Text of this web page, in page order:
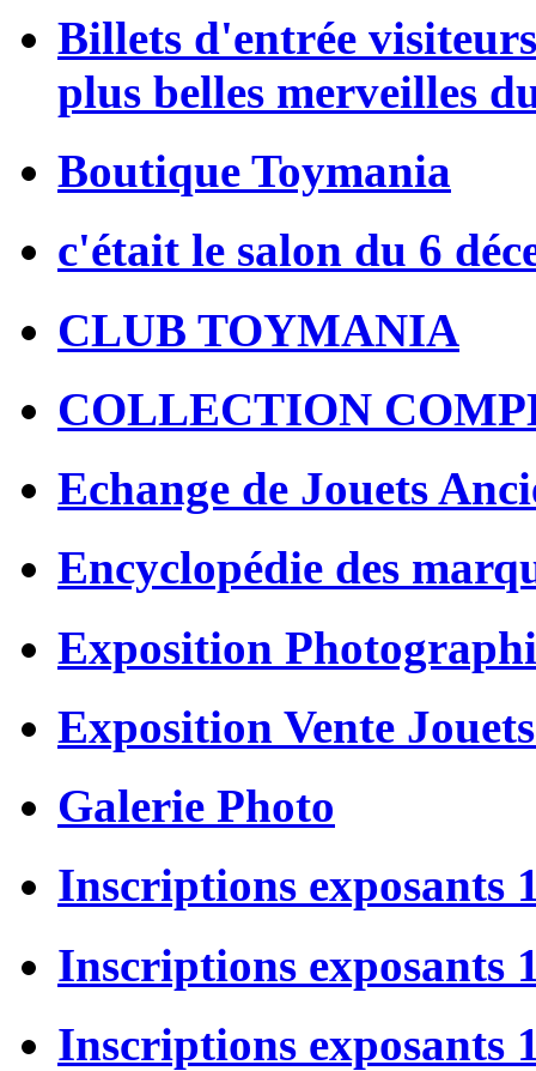
Billets d'entrée
plus belles merveilles
Boutique Toymania
c'était le salon du 6
CLUB TOYMANIA
COLLECTION
Echange de Jouets
Encyclopédie des
Exposition
Exposition Vente
Galerie Photo
Inscriptions exposants
Inscriptions exposants
Inscriptions exposants